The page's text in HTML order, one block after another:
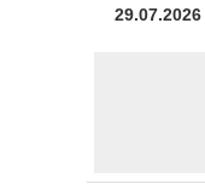
29.07.2026